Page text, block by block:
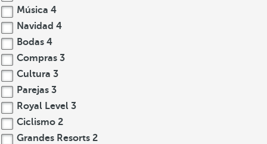
Música 4
Navidad 4
Bodas 4
Compras 3
Cultura 3
Parejas 3
Royal Level 3
Ciclismo 2
Grandes Resorts 2